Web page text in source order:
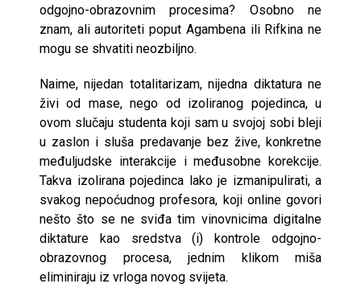
odgojno-obrazovnim procesima? Osobno ne
znam, ali autoriteti poput Agambena ili Rifkina ne
mogu se shvatiti neozbiljno.
Naime, nijedan totalitarizam, nijedna diktatura ne
živi od mase, nego od izoliranog pojedinca, u
ovom slučaju studenta koji sam u svojoj sobi bleji
u zaslon i sluša predavanje bez žive, konkretne
međuljudske interakcije i međusobne korekcije.
Takva izolirana pojedinca lako je izmanipulirati, a
svakog nepoćudnog profesora, koji online govori
nešto što se ne sviđa tim vinovnicima digitalne
diktature kao sredstva (i) kontrole odgojno-
obrazovnog procesa, jednim klikom miša
eliminiraju iz vrloga novog svijeta.